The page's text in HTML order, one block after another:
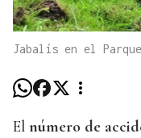
Jabalís en el
El número de